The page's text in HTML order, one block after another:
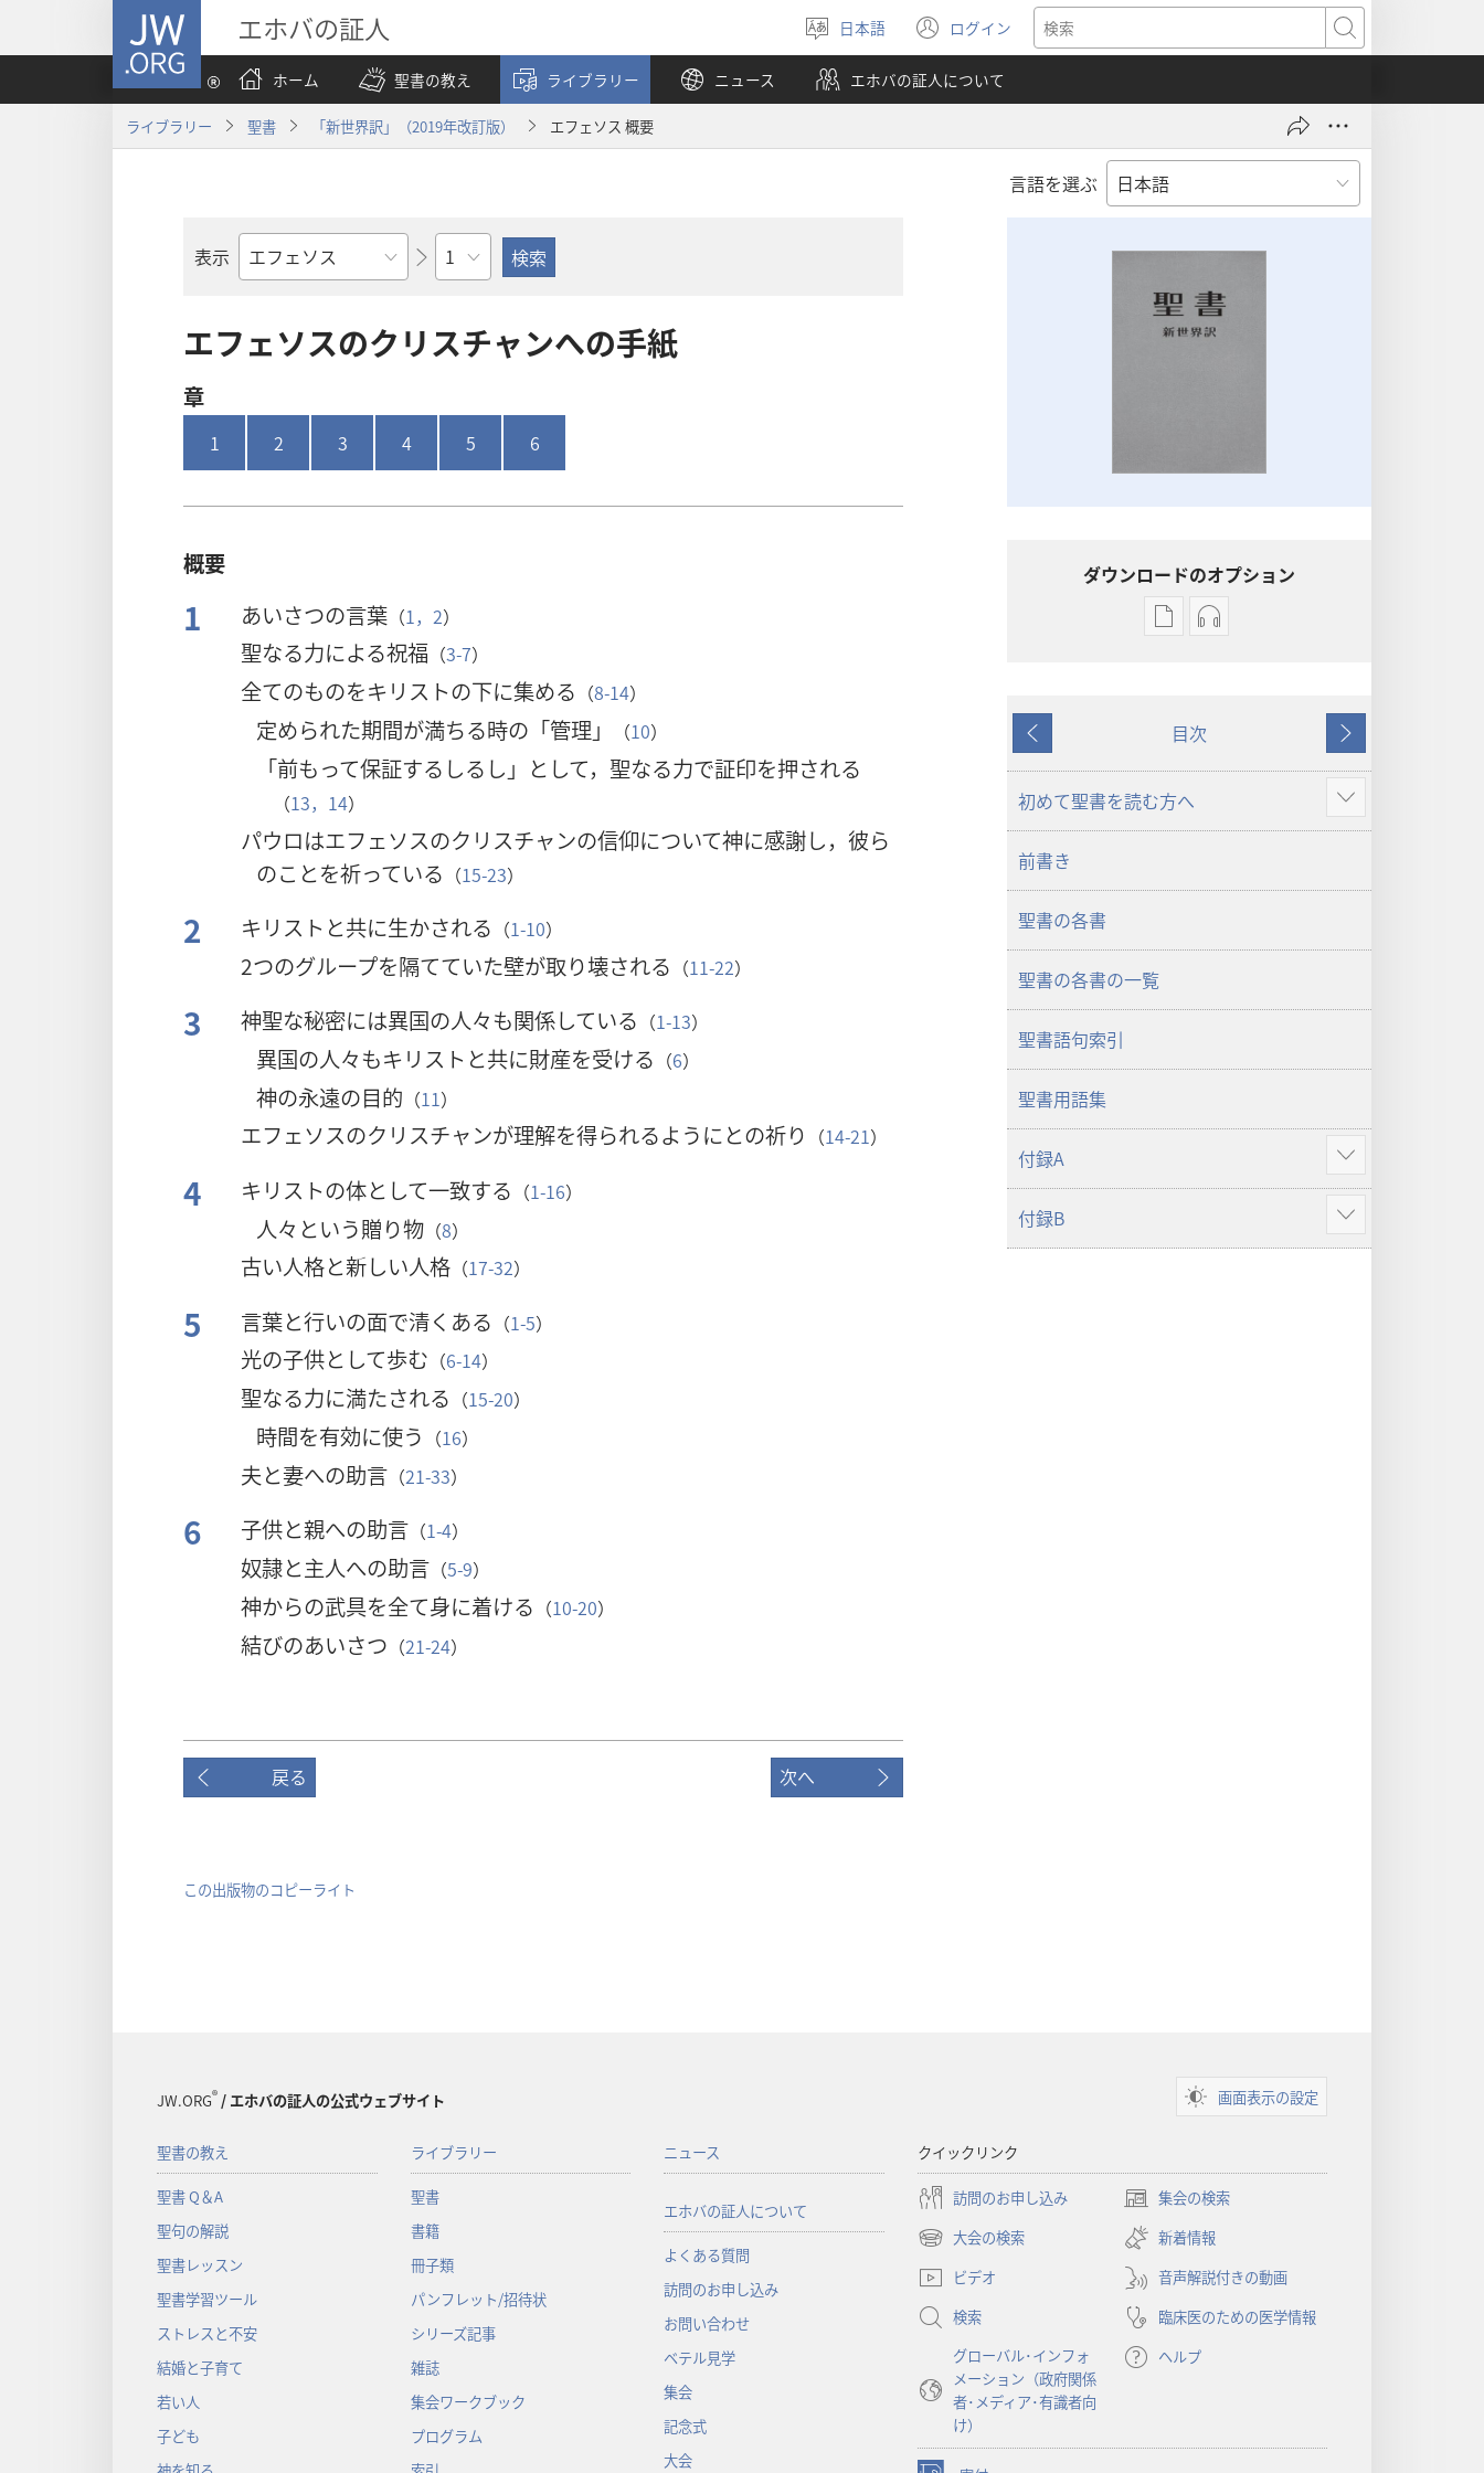
JW.ORG エホバの証人
言
語
を
選
日本語 ログイン
（新
し
い
タ
で
検
索
ホーム
聖書の教え ライブラリー ニュース エホバの証人について
ライブラリー 聖書 「新世界訳」（2019年改訂版） エフェソス 概要
言語を選ぶ
表示
聖
の
書
章
エフェソス​の​クリスチャン​へ​の​手紙
章
1 2 3 4 5 6
概要
1 あいさつの言葉（1，2）
聖なる力による祝福 （3-7）
全てのものをキリストの下に集める （8-14）
定められた期間が満ちる時の「管理」 （10）
「前もって保証するしるし」として，聖なる力で証印を押される
（13，14）
パウロはエフェソスのクリスチャンの信仰について神に感謝し，彼ら
のことを祈っている （15-23）
2 キリストと共に生かされる （1-10）
2つのグループを隔てていた壁が取り壊される （11-22）
3 神聖な秘密には異国の人々も関係している （1-13）
異国の人々もキリストと共に財産を受ける （6）
神の永遠の目的 （11）
エフェソスのクリスチャンが理解を得られるようにとの祈り （14-21）
4 キリストの体として一致する （1-16）
人々という贈り物 （8）
古い人格と新しい人格（17-32）
5 言葉と行いの面で清くある （1-5）
光の子供として歩む （6-14）
聖なる力に満たされる （15-20）
時間を有効に使う （16）
夫と妻への助言（21-33）
6 子供と親への助言（1-4）
奴隷と主人への助言（5-9）
神からの武具を全て身に着ける （10-20）
結びのあいさつ （21-24）
戻る 次へ
この出版物のコピーライト
ダウンロードのオプション
出
ダ
ウ
ン
世
訳
書
オー
ウ
世
訳
書
戻
る
目次
次
へ
初めて聖書を読む方へ
さ
ら
表
前書き
聖書の各書
聖書の各書の一覧
聖書語句索引
聖書用語集
付録A
さ
ら
に
表
付録B
さ
ら
JW.ORG® / エホバの証人の公式ウェブサイト 画面表示の設定
聖書の教え
聖書 Q＆A
聖句の解説
聖書レッスン
聖書学習ツール
ストレスと不安
結婚と子育て
若い人
子ども
ライブラリー
聖書
書籍
冊子類
パンフレット/招待状
シリーズ記事
雑誌
集会ワークブック
プログラム
ニュース
エホバの証人について
よくある質問
訪問のお申し込み
お問い合わせ
ベテル見学
集会
記念式
大会
クイックリンク
訪問のお申し込み 集会の検索
（新
し
い
タ
ブ
で
開
く）
大会の検索
（新
し
タ
開
新着情報
ビデオ
音声解説付きの動画
検索
臨床医のための医学情報
グローバル･インフォ
メーション（政府関係
者･メディア･有識者向
け）
ヘルプ